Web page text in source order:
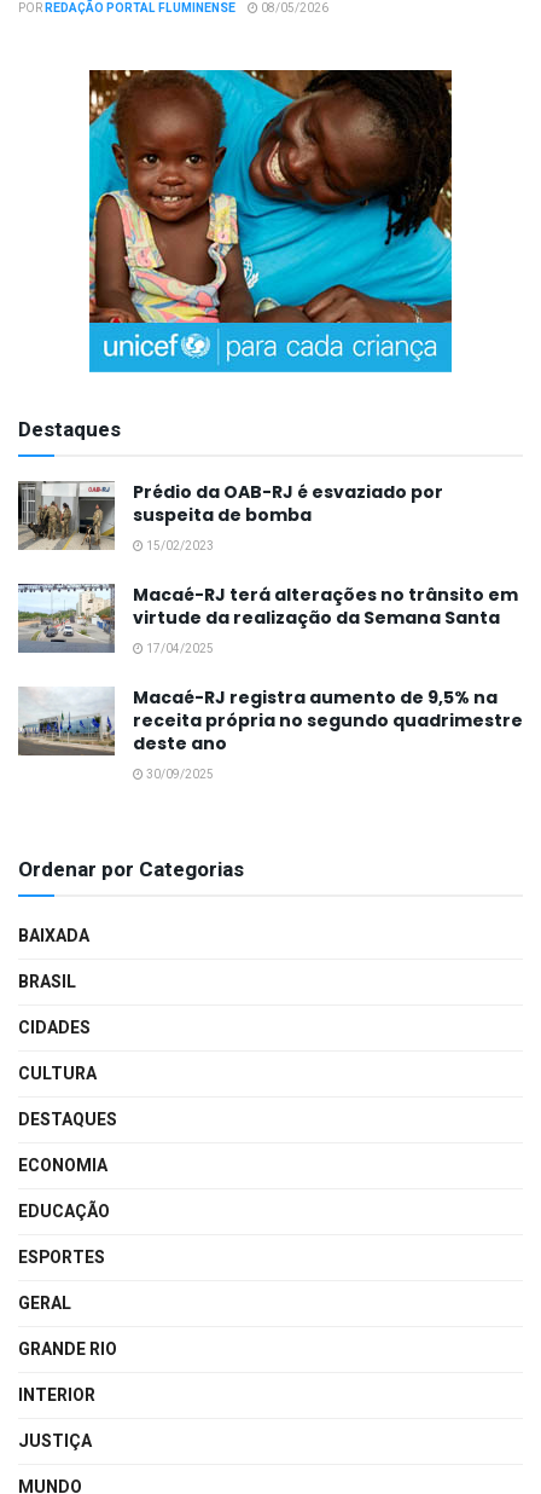
PORREDAÇÃO PORTAL FLUMINENSE 08/05/2026
Destaques
Prédio da OAB-RJ é esvaziado por
suspeita de bomba
15/02/2023
Macaé-RJ terá alterações no trânsito em
virtude da realização da Semana Santa
17/04/2025
Macaé-RJ registra aumento de 9,5% na
receita própria no segundo quadrimestre
deste ano
30/09/2025
Ordenar por Categorias
BAIXADA
BRASIL
CIDADES
CULTURA
DESTAQUES
ECONOMIA
EDUCAÇÃO
ESPORTES
GERAL
GRANDE RIO
INTERIOR
JUSTIÇA
MUNDO